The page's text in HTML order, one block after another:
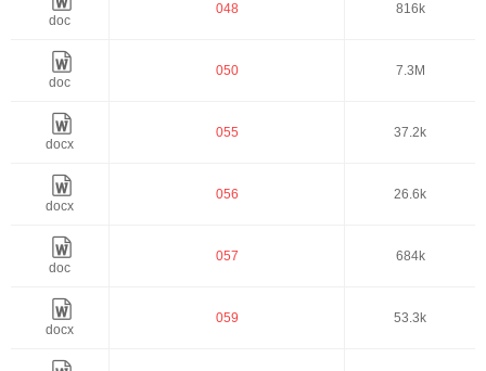
doc
048 816k
doc
050 7.3M
docx
055 37.2k
docx
056 26.6k
doc
057 684k
docx
059 53.3k